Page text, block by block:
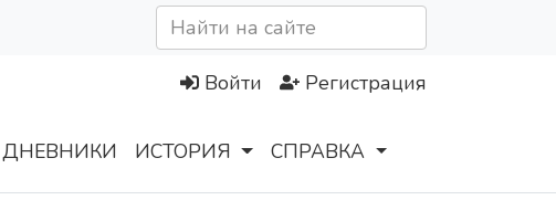
Войти Регистрация
ДНЕВНИКИ ИСТОРИЯ СПРАВКА